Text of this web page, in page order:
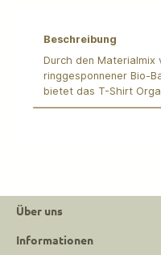
Beschreibung
Durch den Materialmix
ringgesponnener Bio-
bietet das T-Shirt
Über uns
Informationen